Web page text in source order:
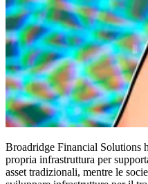
Broadridge Financial Solutions
propria infrastruttura per
asset tradizionali, mentre le